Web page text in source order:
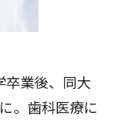
卒業後、同大
。歯科医療に